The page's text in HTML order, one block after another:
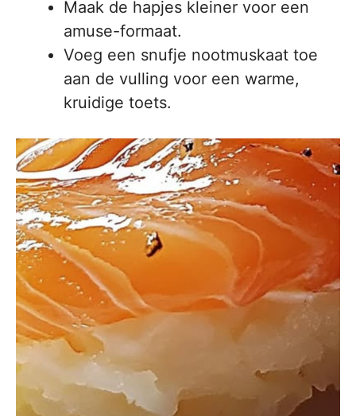
Maak de hapjes kleiner voor een
amuse-formaat.
Voeg een snufje nootmuskaat toe
aan de vulling voor een warme,
kruidige toets.